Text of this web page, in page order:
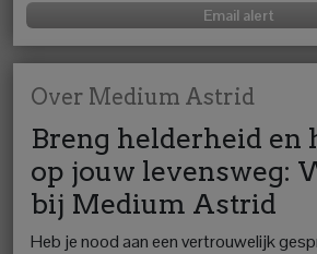
Email alert
Over Medium Astrid
Breng helderheid en
op jouw levensweg:
bij Medium Astrid
Heb je nood aan een vertrouwelijk